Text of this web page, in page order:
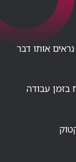
אותו דבר
בזמן עבודה